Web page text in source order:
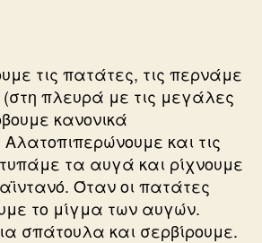
τις πατάτες, τις περνάμε
(στη πλευρά με τις μεγάλες
κανονικά
και τις
τα αυγά και ρίχνουμε
Όταν οι πατάτες
το μίγμα των αυγών.
σπάτουλα και σερβίρουμε.